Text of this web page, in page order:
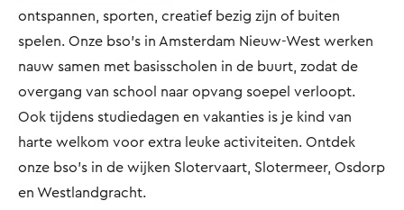
ontspannen, sporten, creatief bezig zijn of buiten
spelen. Onze bso’s in Amsterdam Nieuw-West werken
nauw samen met basisscholen in de buurt, zodat de
overgang van school naar opvang soepel verloopt.
Ook tijdens studiedagen en vakanties is je kind van
harte welkom voor extra leuke activiteiten. Ontdek
onze bso's in de wijken Slotervaart, Slotermeer, Osdorp
en Westlandgracht.